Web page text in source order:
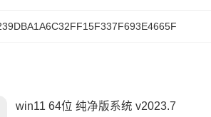
win11 64位 纯净版系统 v2023.7